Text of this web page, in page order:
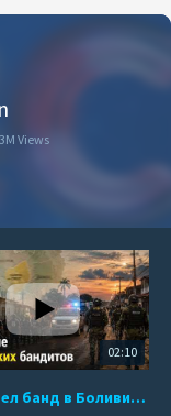
Views
02:10
Беспредел банд в Боливии. Расправы над наркоторговцами